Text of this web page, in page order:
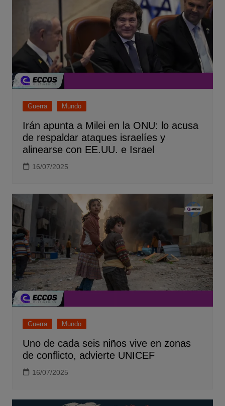
Guerra Mundo
Irán apunta a Milei en la ONU: lo acusa
de respaldar ataques israelíes y
alinearse con EE.UU. e Israel
16/07/2025
Guerra Mundo
Uno de cada seis niños vive en zonas
de conflicto, advierte UNICEF
16/07/2025